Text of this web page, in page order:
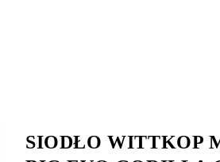
SIODŁO WITTKOP